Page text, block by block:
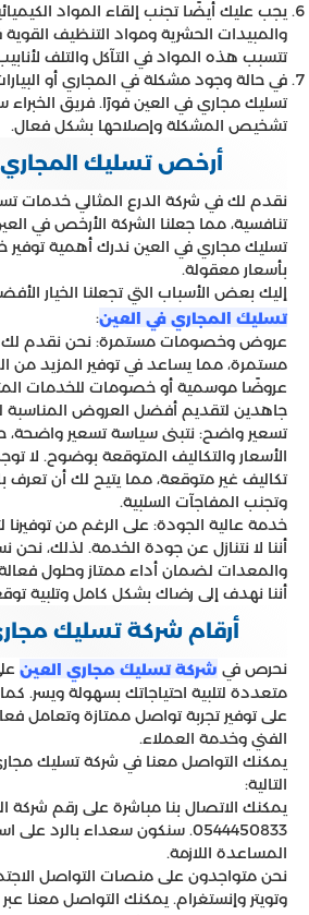
يجب عليك أيضًا تجنب إلقاء المواد
والمبيدات الحشرية ومواد التنظيف
تتسبب هذه المواد في التآكل والتلف
في حالة وجود مشكلة في المجاري أو
تسليك مجاري في العين فورًا. فريق الخبراء
تشخيص المشكلة وإصلاحها بشكل فعال.
أرخص تسليك المجاري
نقدم لك في شركة الدرع المثالي خدمات
تنافسية، مما جعلنا الشركة الأرخص في
تسليك مجاري في العين ندرك أهمية توفير
بأسعار معقولة.
إليك بعض الأسباب التي تجعلنا الخيار
تسليك المجاري في العين:
عروض وخصومات مستمرة: نحن نقدم
مستمرة، مما يساعد في توفير المزيد من
عروضًا موسمية أو خصومات للخدمات
جاهدين لتقديم أفضل العروض المناسبة
تسعير واضح: نتبنى سياسة تسعير
الأسعار والتكاليف المتوقعة بوضوح. لا
تكاليف غير متوقعة، مما يتيح لك أن
وتجنب المفاجآت السلبية.
خدمة عالية الجودة: على الرغم من توفيرنا
أننا لا نتنازل عن جودة الخدمة. لذلك،
والمعدات لضمان أداء ممتاز وحلول
أننا نهدف إلى رضاك بشكل كامل وتلبية
أرقام شركة تسليك
نحرص في شركة تسليك مجاري العين
متعددة لتلبية احتياجاتك بسهولة ويسر.
على توفير تجربة تواصل ممتازة وتعامل
الفني وخدمة العملاء.
يمكنك التواصل معنا في شركة تسليك
التالية:
يمكنك الاتصال بنا مباشرة على رقم شركة
0544450833. سنكون سعداء بالرد
المساعدة اللازمة.
نحن متواجدون على منصات التواصل
وتويتر وإنستغرام. يمكنك التواصل معنا